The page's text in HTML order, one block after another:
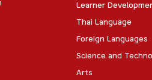
Learner
Thai Language
Foreign Languages
Science and
Arts